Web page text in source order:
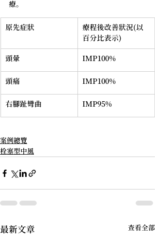
療。
原先症狀
療程後改善狀況(以
百分比表示)
頭暈 IMP100%
頭痛 IMP100%
右腳趾彎曲 IMP95%
案例總覽
栓塞型中風
最新文章 查看全部